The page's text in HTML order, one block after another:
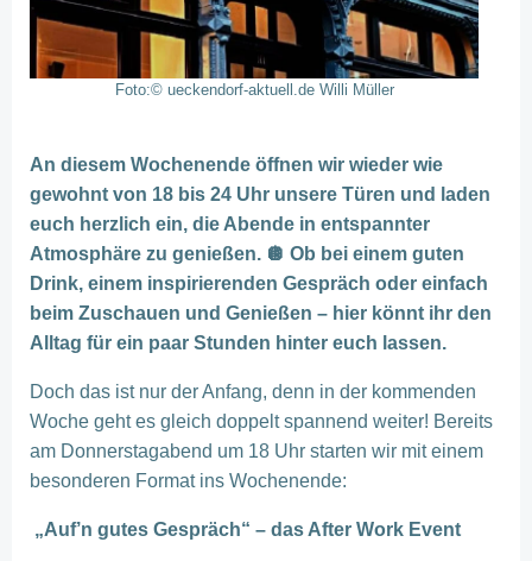
Foto:© ueckendorf-aktuell.de Willi Müller
An diesem Wochenende öffnen wir wieder wie
gewohnt von 18 bis 24 Uhr unsere Türen und laden
euch herzlich ein, die Abende in entspannter
Atmosphäre zu genießen. 🪩 Ob bei einem guten
Drink, einem inspirierenden Gespräch oder einfach
beim Zuschauen und Genießen – hier könnt ihr den
Alltag für ein paar Stunden hinter euch lassen.
Doch das ist nur der Anfang, denn in der kommenden
Woche geht es gleich doppelt spannend weiter! Bereits
am Donnerstagabend um 18 Uhr starten wir mit einem
besonderen Format ins Wochenende:
„Auf’n gutes Gespräch“ – das After Work Event